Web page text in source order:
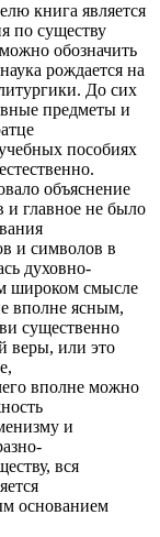
книга является
по существу
обозначить
рождается на
До сих
предметы и
пособиях
объяснение
и главное не было
и символов в
духовно-
широком смысле
вполне ясным,
существенно
веры, или это
вполне можно
и
вся
основанием